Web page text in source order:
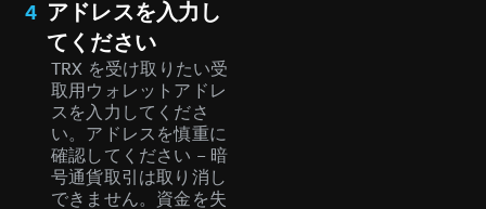
4 アドレスを入力し
てください
TRX を受け取りたい受
取用ウォレットアドレ
スを入力してくださ
い。アドレスを慎重に
確認してください – 暗
号通貨取引は取り消し
できません。資金を失